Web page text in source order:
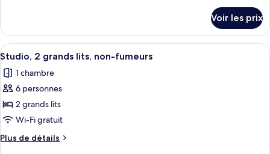
(Hearing)
1
très
grand
lit,
accessible
aux
personnes
à
mobilité
le
type
de
Studio,
grand
lit,
aux
Voir les prix
Afficher
toutes
les
photos
pour
ce
type
de
Une chambre d’hôtel avec deux lits,
7
Studio, 2 grands lits, non-fumeurs
1 chambre
6 personnes
2 grands lits
Wi-Fi gratuit
Plus de détails
Plus